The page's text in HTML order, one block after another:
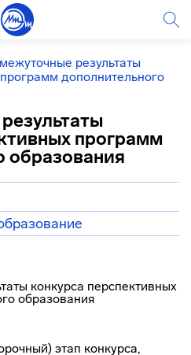
результаты
дополнительного
программ
образования
этап конкурса,